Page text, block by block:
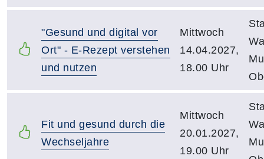
"Gesund und digital vor
Ort" - E-Rezept verstehen
und nutzen
Mittwoch
14.04.2027,
18.00 Uhr
Fit und gesund durch die
Wechseljahre
Mittwoch
20.01.2027,
19.00 Uhr